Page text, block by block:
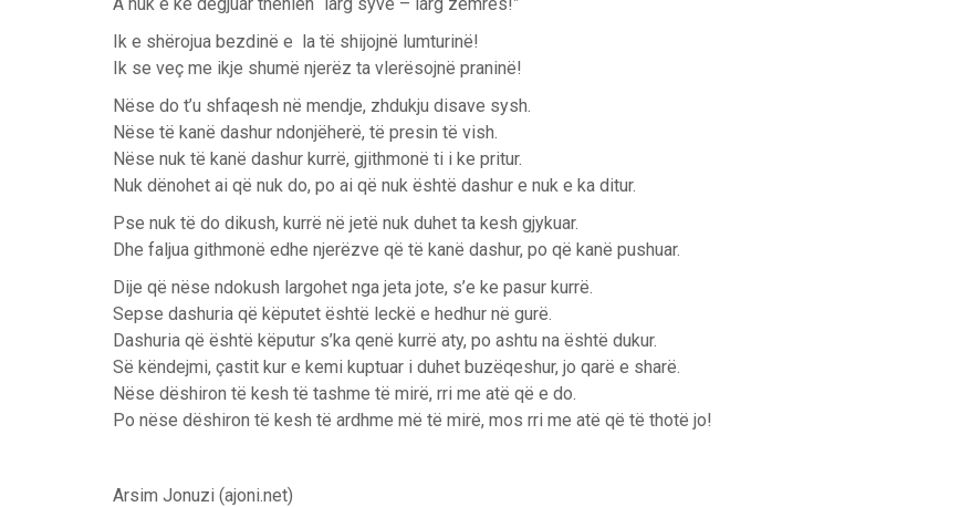
Ik e shërojua bezdinë e la të shijojnë lumturinë!
Ik se veç me ikje shumë njerëz ta vlerësojnë praninë!
Nëse do t’u shfaqesh në mendje, zhdukju disave sysh.
Nëse të kanë dashur ndonjëherë, të presin të vish.
Nëse nuk të kanë dashur kurrë, gjithmonë ti i ke pritur.
Nuk dënohet ai që nuk do, po ai që nuk është dashur e nuk e ka ditur.
Pse nuk të do dikush, kurrë në jetë nuk duhet ta kesh gjykuar.
Dhe faljua githmonë edhe njerëzve që të kanë dashur, po që kanë pushuar.
Dije që nëse ndokush largohet nga jeta jote, s’e ke pasur kurrë.
Sepse dashuria që këputet është leckë e hedhur në gurë.
Dashuria që është këputur s’ka qenë kurrë aty, po ashtu na është dukur.
Së këndejmi, çastit kur e kemi kuptuar i duhet buzëqeshur, jo qarë e sharë.
Nëse dëshiron të kesh të tashme të mirë, rri me atë që e do.
Po nëse dëshiron të kesh të ardhme më të mirë, mos rri me atë që të thotë jo!
Arsim Jonuzi (ajoni.net)